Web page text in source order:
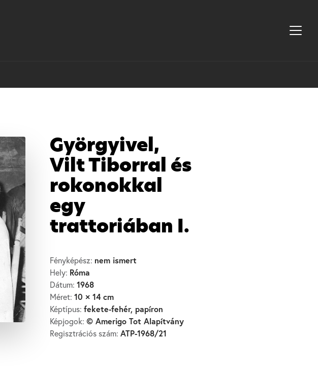
Györgyivel,
Vilt Tiborral és
rokonokkal
egy
trattoriában I.
Fényképész: nem ismert
Hely: Róma
Dátum: 1968
Méret: 10 × 14 cm
Képtípus: fekete-fehér, papíron
Képjogok: © Amerigo Tot Alapítvány
Regisztrációs szám: ATP-1968/21